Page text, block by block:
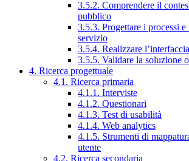
3.5.2. Comprendere il
pubblico
3.5.3. Progettare i processi e
servizio
3.5.4. Realizzare
3.5.5. Validare la soluzione
4. Ricerca progettuale
4.1. Ricerca primaria
4.1.1. Interviste
4.1.2. Questionari
4.1.3. Test di usabilità
4.1.4. Web analytics
4.1.5. Strumenti di
utente
4.2. Ricerca secondaria